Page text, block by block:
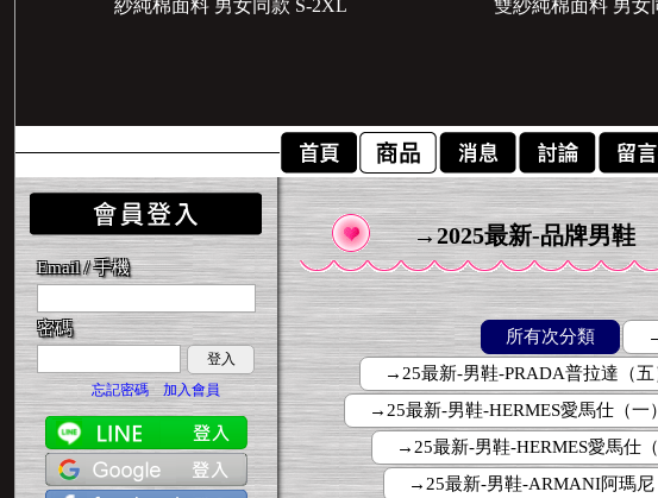
紗純棉面料 男女同款 S-2XL
雙紗純棉面料 男女
Email / 手機
密碼
登入
忘記密碼
加入會員
→2025最新-品牌男鞋
所有次分類
→25最新-男鞋-PRADA普拉達（五
→25最新-男鞋-HERMES愛馬仕（一
→25最新-男鞋-HERMES愛馬仕
→25最新-男鞋-ARMANI阿瑪尼